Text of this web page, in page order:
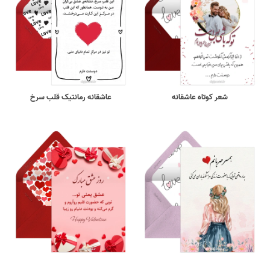
شعر کوتاه عاشقانه عاشقانه رمانتیک قلب سرخ